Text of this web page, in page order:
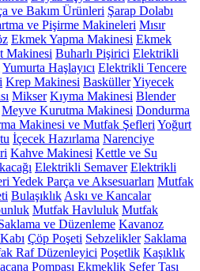
ve Bakım Ürünleri Şarap Dolabı
ve Pişirme Makineleri Mısır
Ekmek Yapma Makinesi Ekmek
Makinesi Buharlı Pişirici Elektrikli
Yumurta Haşlayıcı Elektrikli Tencere
Krep Makinesi BasküllerYiyecek
Mikser Kıyma Makinesi Blender
Meyve Kurutma Makinesi Dondurma
Makinesi ve Mutfak Şefleri Yoğurt
İçecek Hazırlama Narenciye
Kahve Makinesi Kettle ve Su
Elektrikli Semaver Elektrikli
Yedek Parça ve Aksesuarları Mutfak
Bulaşıklık Askı ve Kancalar
Mutfak Havluluk Mutfak
ve Düzenleme Kavanoz
Çöp Poşeti Sebzelikler Saklama
Raf Düzenleyici Poşetlik Kaşıklık
Pompası Ekmeklik Sefer Tası